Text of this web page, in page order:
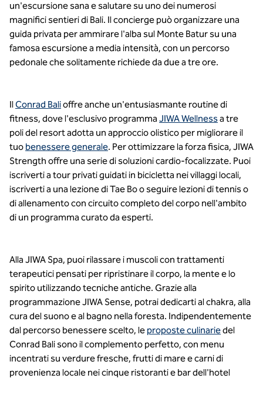
un'escursione sana e salutare su uno dei numerosi
magnifici sentieri di Bali. Il concierge può organizzare una
guida privata per ammirare l'alba sul Monte Batur su una
famosa escursione a media intensità, con un percorso
pedonale che solitamente richiede da due a tre ore.
IlConrad Balioffre anche un'entusiasmante routine di
fitness, dove l'esclusivo programma JIWA Wellnessa tre
poli del resort adotta un approccio olistico per migliorare il
tuo benessere generale. Per ottimizzare la forza fisica, JIWA
Strength offre una serie di soluzioni cardio-focalizzate. Puoi
iscriverti a tour privati guidati in bicicletta nei villaggi locali,
iscriverti a una lezione di Tae Bo o seguire lezioni di tennis o
di allenamento con circuito completo del corpo nell'ambito
di un programma curato da esperti.
Alla JIWA Spa, puoi rilassare i muscoli con trattamenti
terapeutici pensati per ripristinare il corpo, la mente e lo
spirito utilizzando tecniche antiche. Grazie alla
programmazione JIWA Sense, potrai dedicarti al chakra, alla
cura del suono e al bagno nella foresta. Indipendentemente
dal percorso benessere scelto, le proposte culinariedel
Conrad Bali sono il complemento perfetto, con menu
incentrati su verdure fresche, frutti di mare e carni di
provenienza locale nei cinque ristoranti e bar dell'hotel